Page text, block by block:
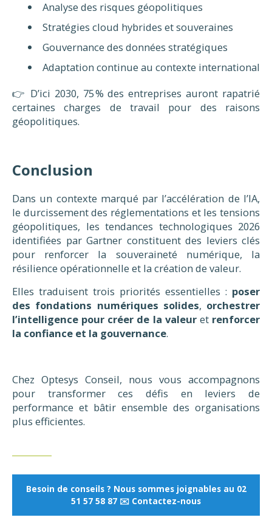
Analyse des risques géopolitiques
Stratégies cloud hybrides et souveraines
Gouvernance des données stratégiques
Adaptation continue au contexte international
👉 D’ici 2030, 75 % des entreprises auront rapatrié
certaines charges de travail pour des raisons
géopolitiques.
Conclusion
Dans un contexte marqué par l’accélération de l’IA,
le durcissement des réglementations et les tensions
géopolitiques, les tendances technologiques 2026
identifiées par Gartner constituent des leviers clés
pour renforcer la souveraineté numérique, la
résilience opérationnelle et la création de valeur.
Elles traduisent trois priorités essentielles : poser
des fondations numériques solides, orchestrer
l’intelligence pour créer de la valeuret renforcer
la confiance et la gouvernance.
Chez Optesys Conseil, nous vous accompagnons
pour transformer ces défis en leviers de
performance et bâtir ensemble des organisations
plus efficientes.
Besoin de conseils ? Nous sommes joignables au 02
51 57 58 87 ✉️ Contactez-nous